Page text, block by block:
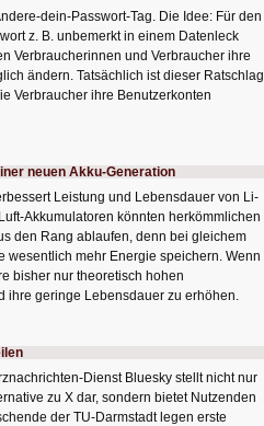
dein-Passwort-Tag. Die Idee: Für den
z. B. unbemerkt in einem Datenleck
Verbraucherinnen und Verbraucher ihre
ändern. Tatsächlich ist dieser Ratschlag
Verbraucher ihre Benutzerkonten
neuen Akku-Generation
Leistung und Lebensdauer von Li-
Akkumulatoren könnten herkömmlichen
den Rang ablaufen, denn bei gleichem
wesentlich mehr Energie speichern. Wenn
bisher nur theoretisch hohen
ihre geringe Lebensdauer zu erhöhen.
Dienst Bluesky stellt nicht nur
zu X dar, sondern bietet Nutzenden
der TU-Darmstadt legen erste